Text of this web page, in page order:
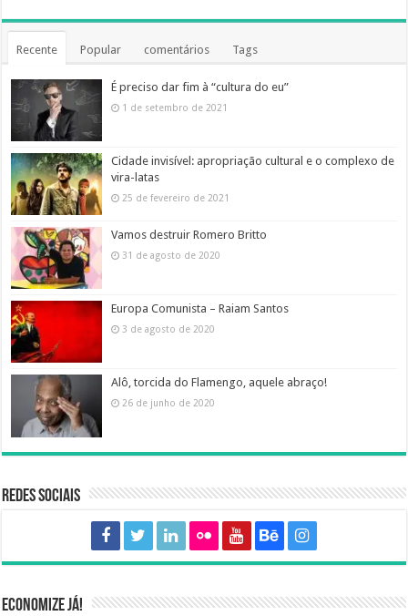
Recente Popular comentários Tags
É preciso dar fim à “cultura do eu”
1 de setembro de 2021
Cidade invisível: apropriação cultural e o complexo de
vira-latas
25 de fevereiro de 2021
Vamos destruir Romero Britto
31 de agosto de 2020
Europa Comunista – Raiam Santos
3 de agosto de 2020
Alô, torcida do Flamengo, aquele abraço!
26 de junho de 2020
Redes sociais
Economize já!